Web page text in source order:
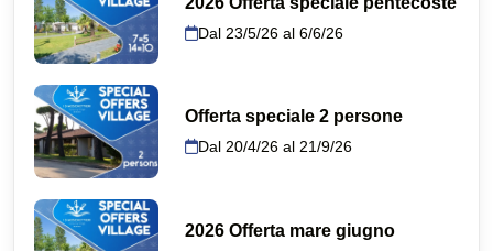
Dal 23/5/26 al 6/6/26
Offerta speciale 2 persone
Dal 20/4/26 al 21/9/26
2026 Offerta mare giugno